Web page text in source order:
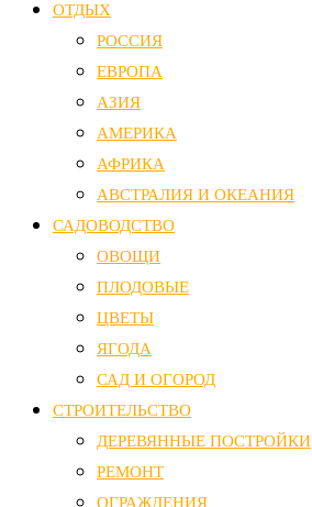
ОТДЫХ
РОССИЯ
ЕВРОПА
АЗИЯ
АМЕРИКА
АФРИКА
АВСТРАЛИЯ И ОКЕАНИЯ
САДОВОДСТВО
ОВОЩИ
ПЛОДОВЫЕ
ЦВЕТЫ
ЯГОДА
САД И ОГОРОД
СТРОИТЕЛЬСТВО
ДЕРЕВЯННЫЕ ПОСТРОЙКИ
РЕМОНТ
ОГРАЖДЕНИЯ